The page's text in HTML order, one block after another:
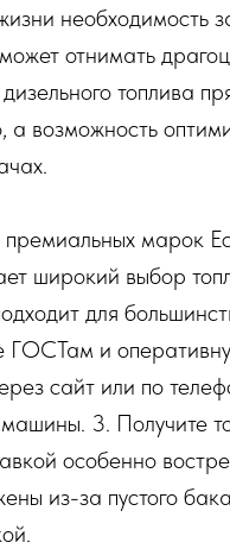
необходимость
может отнимать
топлива
а возможность
марок
широкий выбор
для
ГОСТам и
сайт или по
3. Получите
особенно
из-за пустого